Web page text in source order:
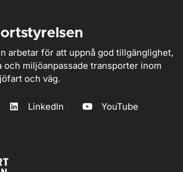
arbetar för att uppnå god tillgänglighet,
och miljöanpassade transporter inom
och väg.
LinkedIn YouTube